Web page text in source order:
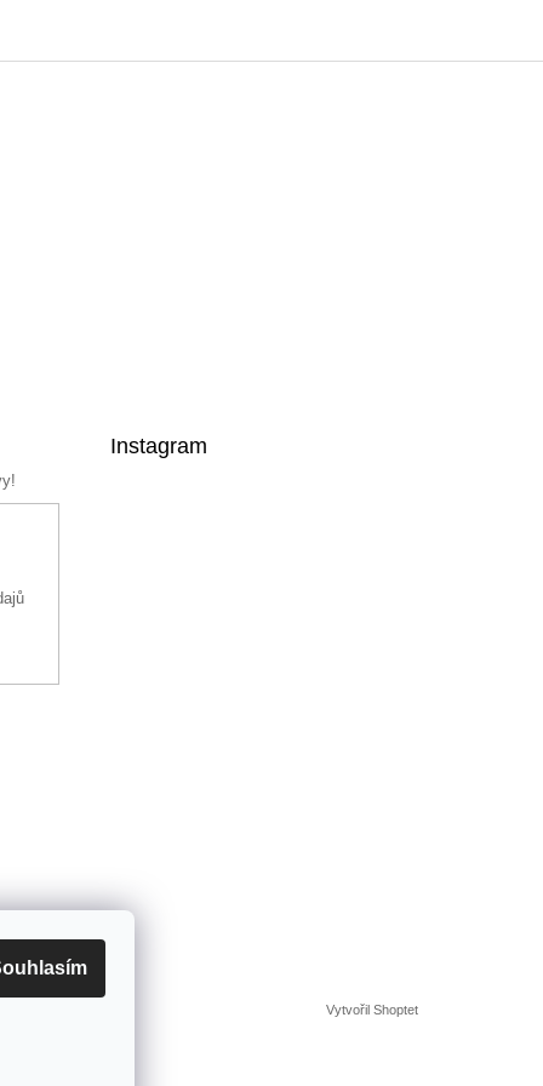
Instagram